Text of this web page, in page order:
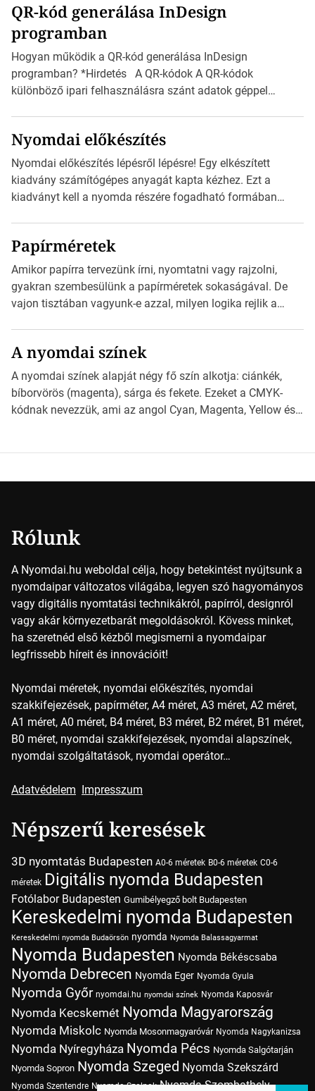
mutatja az A4-es papírlaphoz viszonyítva. Az amerikai és
észak-amerikai boríték méretére az ISO 216 nem
vonatkozik. Boríték méretének táblázata C0-tól […]
QR-kód generálása InDesign
programban
Hogyan működik a QR-kód generálása InDesign
programban? *Hirdetés A QR-kódok A QR-kódok
különböző ipari felhasználásra szánt adatok géppel
okostelefonjára telepíthet egy QR-kód-leolvasó
alkalmazást, ami leolvasni és dekódolni képes az URL-
információt és átirányítja a telefon böngészőjét a cég
weblapjára. A QR-kód beolvasása után a felhasználó
Nyomdai előkészítés
Nyomdai előkészítés lépésről lépésre! Egy elkészített
kiadvány számítógépes anyagát kapta kézhez. Ezt a
kiadványt kell a nyomda részére fogadható formában
Illustratorban készült vektorgrafika. *Hirdetés Minden
esetben konzultáljunk a nyomdával, mielőtt elkezdjük a
nyomdai előkészítést!Nehogy az elkészült munka után
derüljön ki, hogy valamit másképp kellett volna csinálni! […]
Papírméretek
Amikor papírra tervezünk írni, nyomtatni vagy rajzolni,
gyakran szembesülünk a papírméretek sokaságával. De
vajon tisztában vagyunk-e azzal, milyen logika rejlik a
*Hirdetés Ebben a cikkben a papírméretek izgalmas
világába kalauzolunk el téged, hogy jobban megértsd,
milyen szempontok alapján érdemes választanod a
jövőben. Bevezetés a papírméretek világába A […]
A nyomdai színek
A nyomdai színek alapját négy fő szín alkotja: ciánkék,
bíborvörös (magenta), sárga és fekete. Ezeket a CMYK-
kódnak nevezzük, ami az angol Cyan, Magenta, Yellow és
Rólunk
A Nyomdai.hu weboldal célja, hogy betekintést nyújtsunk a
nyomdaipar változatos világába, legyen szó hagyományos
vagy digitális nyomtatási technikákról, papírról, designról
vagy akár környezetbarát megoldásokról. Kövess minket,
ha szeretnéd első kézből megismerni a nyomdaipar
legfrissebb híreit és innovációit!
Nyomdai méretek, nyomdai előkészítés, nyomdai
szakkifejezések, papírméter, A4 méret, A3 méret, A2 méret,
A1 méret, A0 méret, B4 méret, B3 méret, B2 méret, B1 méret,
B0 méret, nyomdai szakkifejezések, nyomdai alapszínek,
nyomdai szolgáltatások, nyomdai operátor…
Adatvédelem Impresszum
Népszerű keresések
3D nyomtatás Budapesten A0-6 méretek B0-6 méretek C0-6
méretek Digitális nyomda Budapesten
Fotólabor Budapesten Gumibélyegző bolt Budapesten
Kereskedelmi nyomda Budapesten
Kereskedelmi nyomda Budaörsön nyomda Nyomda Balassagyarmat
Nyomda Budapesten Nyomda Békéscsaba
Nyomda Debrecen Nyomda Eger Nyomda Gyula
Nyomda Győr nyomdai.hu nyomdai színek Nyomda Kaposvár
Nyomda Kecskemét Nyomda Magyarország
Nyomda Miskolc Nyomda Mosonmagyaróvár Nyomda Nagykanizsa
Nyomda Nyíregyháza Nyomda Pécs Nyomda Salgótarján
Nyomda Sopron Nyomda Szeged Nyomda Szekszárd
Nyomda Szentendre Nyomda Szolnok Nyomda Szombathely